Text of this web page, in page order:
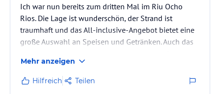
Ich war nun bereits zum dritten Mal im Riu Ocho
Rios. Die Lage ist wunderschön, der Strand ist
traumhaft und das All-inclusive-Angebot bietet eine
große Auswahl an Speisen und Getränken. Auch das
waren stets freundlich, hilfsbereit und
zuvorkommend.
Mehr anzeigen
Hilfreich Teilen